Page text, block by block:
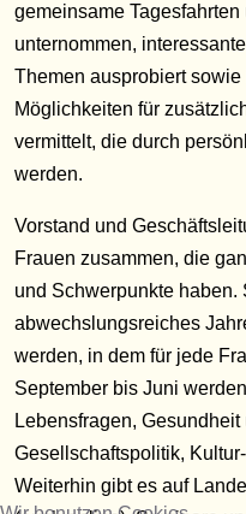
gemeinsame
unternommen,
Themen ausprobiert
Möglichkeiten für
vermittelt, die durch
werden.
Vorstand und
Frauen zusammen, die
und Schwerpunkte haben.
abwechslungsreiches
werden, in dem für jede
September bis Juni
Lebensfragen,
Gesellschaftspolitik,
Weiterhin gibt es auf